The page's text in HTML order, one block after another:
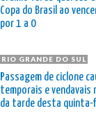
Copa do Brasil ao
por 1 a 0
RIO GRANDE DO SUL
Passagem de ciclone
temporais e vendavais
da tarde desta quinta-